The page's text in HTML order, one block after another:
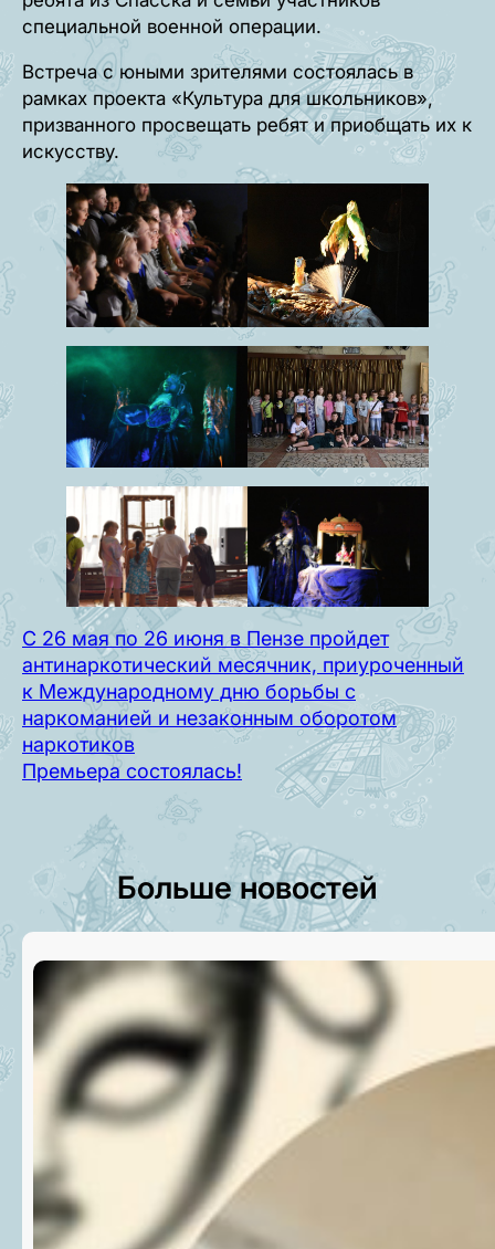
специальной военной операции.
Встреча с юными зрителями состоялась в
рамках проекта «Культура для школьников»,
призванного просвещать ребят и приобщать их к
искусству.
С 26 мая по 26 июня в Пензе пройдет
антинаркотический месячник, приуроченный
к Международному дню борьбы с
наркоманией и незаконным оборотом
наркотиков
Премьера состоялась!
Больше новостей